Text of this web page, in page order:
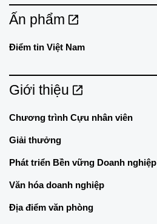
Ấn phẩm
Điểm tin Việt Nam
Giới thiệu
Chương trình Cựu nhân viên
Giải thưởng
Phát triển Bền vững Doanh nghiệp
Văn hóa doanh nghiệp
Địa điểm văn phòng